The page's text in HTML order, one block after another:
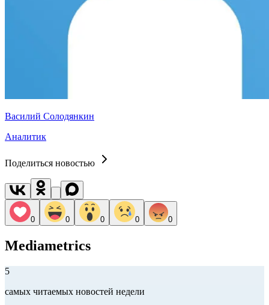
Василий Солодянкин
Аналитик
Поделиться новостью
0 0 0 0 0
Mediametrics
5
самых читаемых новостей недели